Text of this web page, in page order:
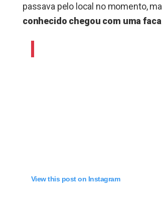
passava pelo local no momento,
conhecido chegou com uma
View this post on Instagram